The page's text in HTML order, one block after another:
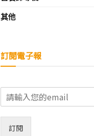
其他
訂閱電子報
E
m
訂閱